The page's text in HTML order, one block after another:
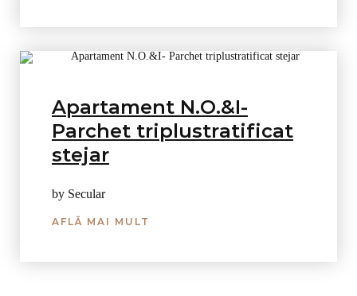
Apartament N.O.&I-
Parchet triplustratificat
stejar
by Secular
AFLĂ MAI MULT